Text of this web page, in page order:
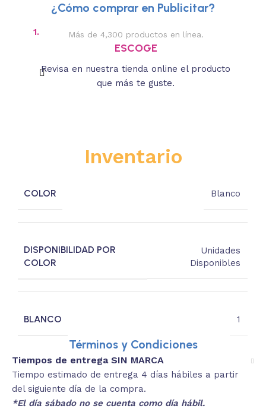
¿Cómo comprar en Publicitar?
1. Más de 4,300 productos en línea.
ESCOGE
Revisa en nuestra tienda online el producto
que más te guste.
Inventario
COLOR Blanco
DISPONIBILIDAD POR
COLOR
Unidades
Disponibles
BLANCO 1
Términos y Condiciones
Tiempos de entrega SIN MARCA
Tiempo estimado de entrega 4 días hábiles a partir
del siguiente día de la compra.
*El día sábado no se cuenta como día hábil.